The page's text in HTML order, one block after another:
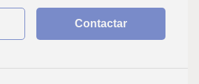
Contactar